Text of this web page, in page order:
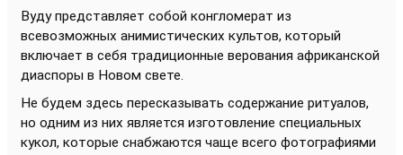
Вуду представляет собой конгломерат из
всевозможных анимистических культов, который
включает в себя традиционные верования африканской
диаспоры в Новом свете.
Не будем здесь пересказывать содержание ритуалов,
но одним из них является изготовление специальных
кукол, которые снабжаются чаще всего фотографиями